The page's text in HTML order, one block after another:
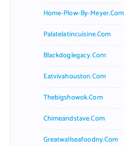
Home-Plow-By-Meyer.com
Palatelatincuisine.com
Blackdoglegacy.com
Eatvivahouston.com
Thebigshowok.com
Chimeandstave.com
Greatwallseafoodny.com